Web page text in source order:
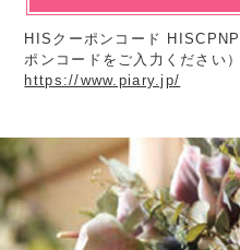
HISクーポンコード
ポンコードをご入力ください）
https://www.piary.jp/